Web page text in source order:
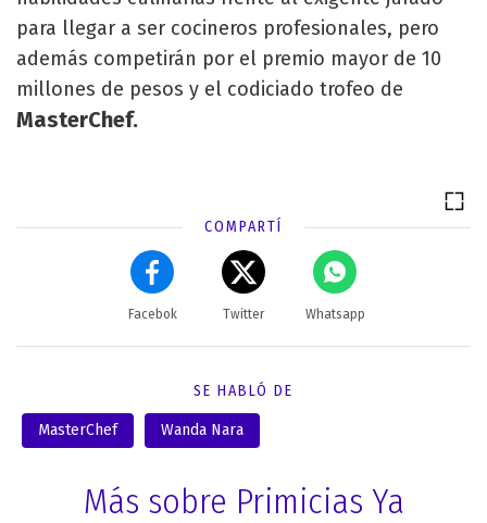
para llegar a ser cocineros profesionales, pero
además competirán por el premio mayor de 10
millones de pesos y el codiciado trofeo de
MasterChef.
COMPARTÍ
Facebok Twitter Whatsapp
SE HABLÓ DE
MasterChef Wanda Nara
Más sobre Primicias Ya